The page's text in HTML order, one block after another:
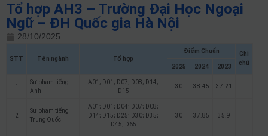
Tổ hợp AH3 – Trường Đại Học Ngoại
Ngữ – ĐH Quốc gia Hà Nội
28/10/2025
STT Tên ngành Tổ hợp
Điểm Chuẩn
Ghi
chú
2025 2024 2023
1
Sư phạm tiếng
Anh
A01; D01; D07; D08; D14;
D15
30 38.45 37.21
2
Sư phạm tiếng
Trung Quốc
A01; D01; D04; D07; D08;
D14; D15; D25; D30; D35;
D45; D65
30 37.85 35.9